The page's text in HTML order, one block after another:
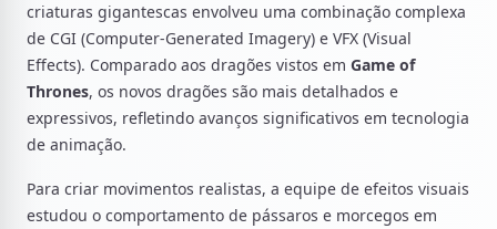
criaturas gigantescas envolveu uma combinação complexa
de CGI (Computer-Generated Imagery) e VFX (Visual
Effects). Comparado aos dragões vistos em Game of
Thrones, os novos dragões são mais detalhados e
expressivos, refletindo avanços significativos em tecnologia
de animação.
Para criar movimentos realistas, a equipe de efeitos visuais
estudou o comportamento de pássaros e morcegos em